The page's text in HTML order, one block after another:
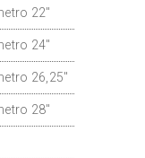
22"
24"
26,25"
28"